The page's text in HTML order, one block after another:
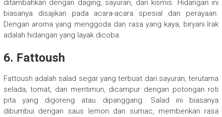
ditambahkan dengan daging, sayuran, dan kismis. Hidangan ini
biasanya disajikan pada acara-acara spesial dan perayaan.
Dengan aroma yang menggoda dan rasa yang kaya, biryani Irak
adalah hidangan yang layak dicoba.
6. Fattoush
Fattoush adalah salad segar yang terbuat dari sayuran, terutama
selada, tomat, dan mentimun, dicampur dengan potongan roti
pita yang digoreng atau dipanggang. Salad ini biasanya
dibumbui dengan saus lemon dan sumac, memberikan rasa